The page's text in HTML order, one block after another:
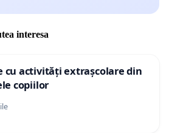
interesa
cu activități extrașcolare din
copiilor